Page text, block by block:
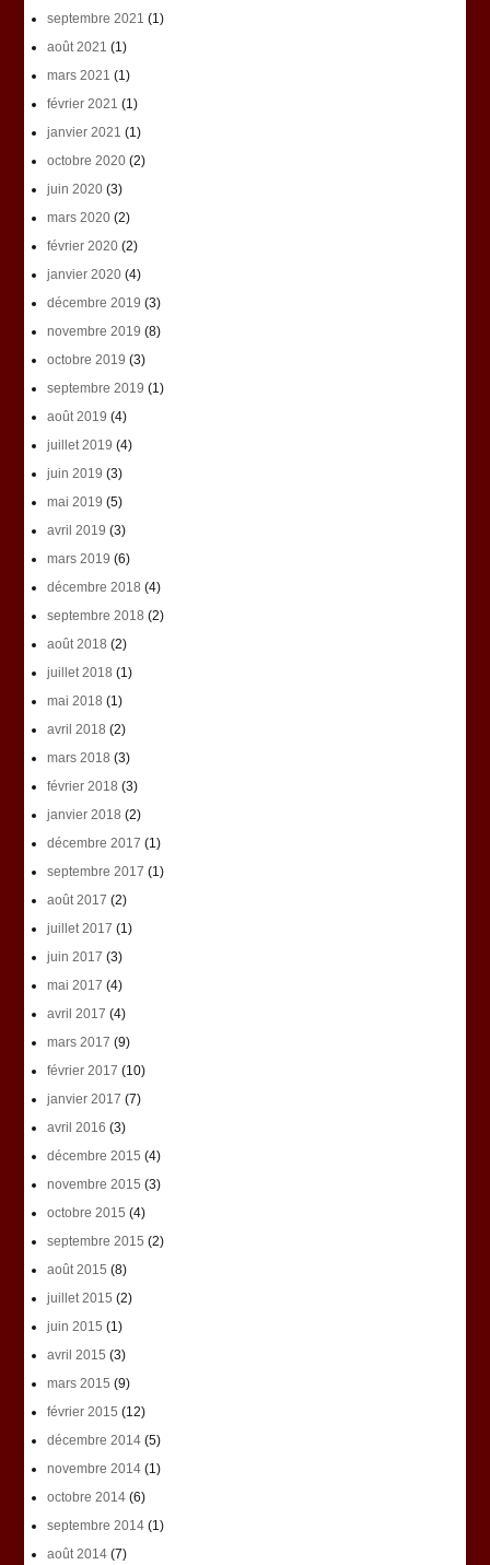
septembre 2021 (1)
août 2021 (1)
mars 2021 (1)
février 2021 (1)
janvier 2021 (1)
octobre 2020(2)
juin 2020(3)
mars 2020(2)
février 2020(2)
janvier 2020(4)
décembre 2019 (3)
novembre 2019 (8)
octobre 2019 (3)
septembre 2019 (1)
août 2019 (4)
juillet 2019 (4)
juin 2019 (3)
mai 2019 (5)
avril 2019 (3)
mars 2019 (6)
décembre 2018 (4)
septembre 2018 (2)
août 2018 (2)
juillet 2018 (1)
mai 2018 (1)
avril 2018 (2)
mars 2018 (3)
février 2018 (3)
janvier 2018 (2)
décembre 2017 (1)
septembre 2017 (1)
août 2017 (2)
juillet 2017 (1)
juin 2017 (3)
mai 2017 (4)
avril 2017 (4)
mars 2017 (9)
février 2017 (10)
janvier 2017 (7)
avril 2016 (3)
décembre 2015 (4)
novembre 2015 (3)
octobre 2015 (4)
septembre 2015 (2)
août 2015 (8)
juillet 2015 (2)
juin 2015 (1)
avril 2015 (3)
mars 2015 (9)
février 2015 (12)
décembre 2014(5)
novembre 2014(1)
octobre 2014(6)
septembre 2014(1)
août 2014(7)